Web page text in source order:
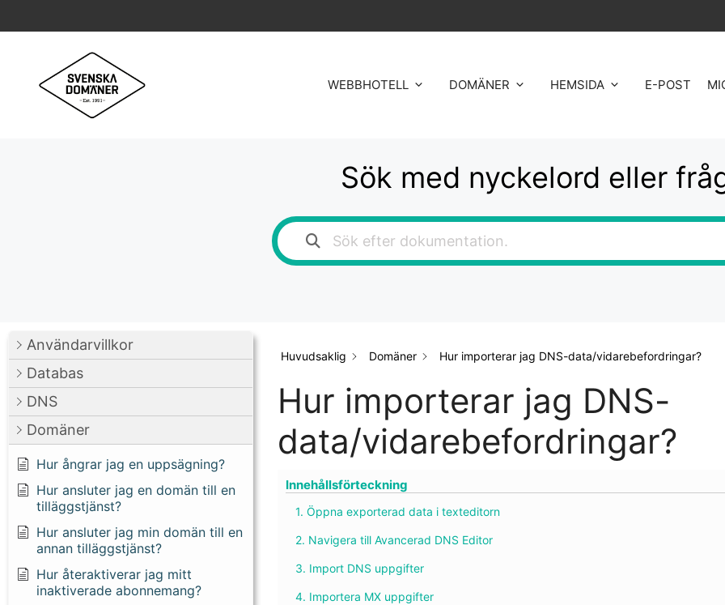
till
WEBBHOTELL DOMÄNER HEMSIDA E-POST
Sök med nyckelord eller
Användarvillkor
Databas
DNS
Domäner
Hur ångrar jag en uppsägning?
Hur ansluter jag en domän till en
tilläggstjänst?
Hur ansluter jag min domän till en
annan tilläggstjänst?
Hur återaktiverar jag mitt
inaktiverade abonnemang?
Huvudsaklig Domäner Hur importerar jag DNS-data/vidarebefordringar?
Hur importerar jag DNS-
data/vidarebefordringar?
Innehållsförteckning
1. Öppna exporterad data i texteditorn
2. Navigera till Avancerad DNS Editor
3. Import DNS uppgifter
4. Importera MX uppgifter